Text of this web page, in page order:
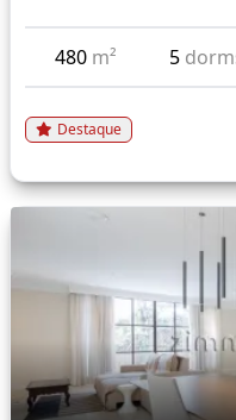
480 m² 5
Destaque